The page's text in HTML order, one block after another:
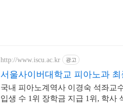
http://www.iscu.ac.kr 광고
서울사이버대학교 피아노과 최
국내 피아노계역사 이경숙 석좌교
입생 수 1위 장학금 지급 1위, 학사